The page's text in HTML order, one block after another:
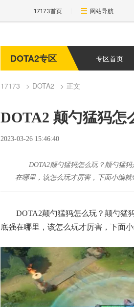
17173首页 网站导航
DOTA2专区 专区首页
17173 DOTA2 正文
DOTA2 颠勺猛犸怎
2023-03-26 15:46:40
DOTA2颠勺猛犸怎么玩？颠勺猛
在哪里，该怎么玩才厉害，下面小编就
DOTA2颠勺猛犸怎么玩？颠勺猛
底强在哪里，该怎么玩才厉害，下面